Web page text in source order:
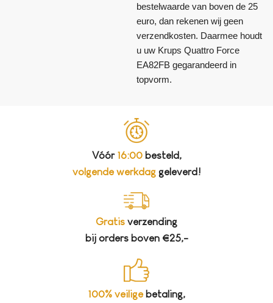
bestelwaarde van boven de 25
euro, dan rekenen wij geen
verzendkosten. Daarmee houdt
u uw Krups Quattro Force
EA82FB gegarandeerd in
topvorm.
Vóór 16:00besteld,
volgende werkdaggeleverd!
Gratis verzending
bij orders boven €25,-
100% veiligebetaling,